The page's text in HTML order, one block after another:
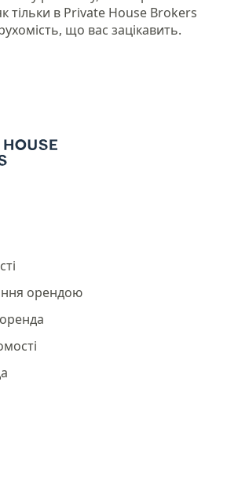
тільки в Private House Brokers
що вас зацікавить.
орендою